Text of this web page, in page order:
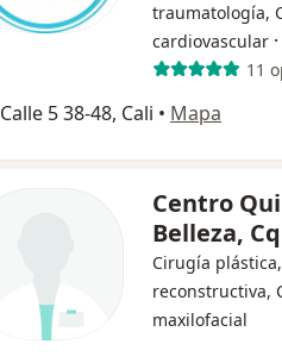
traumatología,
cardiovascular ·
11
Calle 5 38-48, Cali • Mapa
Centro
Belleza,
Cirugía
reconstructiva,
maxilofacial